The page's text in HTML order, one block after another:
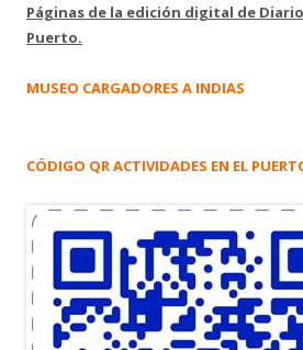
Páginas de la edición digital de Diario
Puerto.
MUSEO CARGADORES A INDIAS
CÓDIGO QR ACTIVIDADES EN EL